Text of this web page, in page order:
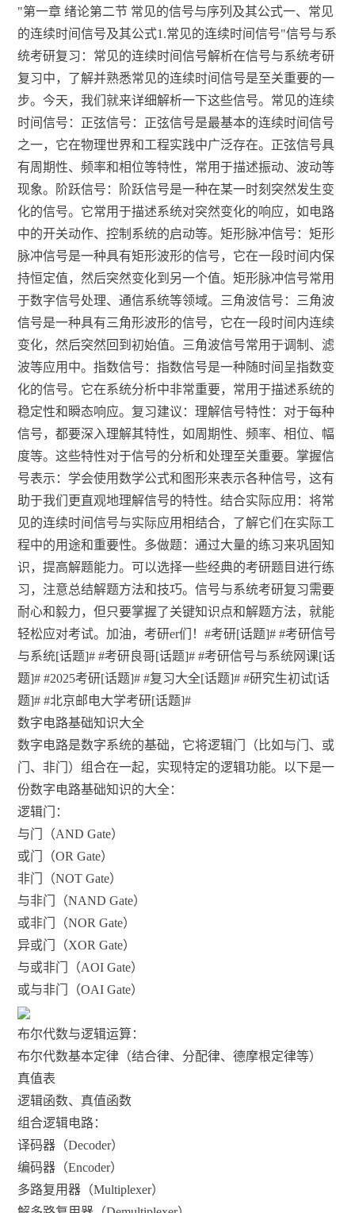
"第一章 绪论第二节 常见的信号与序列及其公式一、常见
的连续时间信号及其公式1.常见的连续时间信号"信号与系
统考研复习：常见的连续时间信号解析在信号与系统考研
复习中，了解并熟悉常见的连续时间信号是至关重要的一
步。今天，我们就来详细解析一下这些信号。常见的连续
时间信号：正弦信号：正弦信号是最基本的连续时间信号
之一，它在物理世界和工程实践中广泛存在。正弦信号具
有周期性、频率和相位等特性，常用于描述振动、波动等
现象。阶跃信号：阶跃信号是一种在某一时刻突然发生变
化的信号。它常用于描述系统对突然变化的响应，如电路
中的开关动作、控制系统的启动等。矩形脉冲信号：矩形
脉冲信号是一种具有矩形波形的信号，它在一段时间内保
持恒定值，然后突然变化到另一个值。矩形脉冲信号常用
于数字信号处理、通信系统等领域。三角波信号：三角波
信号是一种具有三角形波形的信号，它在一段时间内连续
变化，然后突然回到初始值。三角波信号常用于调制、滤
波等应用中。指数信号：指数信号是一种随时间呈指数变
化的信号。它在系统分析中非常重要，常用于描述系统的
稳定性和瞬态响应。复习建议：理解信号特性：对于每种
信号，都要深入理解其特性，如周期性、频率、相位、幅
度等。这些特性对于信号的分析和处理至关重要。掌握信
号表示：学会使用数学公式和图形来表示各种信号，这有
助于我们更直观地理解信号的特性。结合实际应用：将常
见的连续时间信号与实际应用相结合，了解它们在实际工
程中的用途和重要性。多做题：通过大量的练习来巩固知
识，提高解题能力。可以选择一些经典的考研题目进行练
习，注意总结解题方法和技巧。信号与系统考研复习需要
耐心和毅力，但只要掌握了关键知识点和解题方法，就能
轻松应对考试。加油，考研er们！#考研[话题]# #考研信号
与系统[话题]# #考研良哥[话题]# #考研信号与系统网课[话
题]# #2025考研[话题]# #复习大全[话题]# #研究生初试[话
题]# #北京邮电大学考研[话题]#
数字电路基础知识大全
数字电路是数字系统的基础，它将逻辑门（比如与门、或
门、非门）组合在一起，实现特定的逻辑功能。以下是一
份数字电路基础知识的大全：
逻辑门：
与门（AND Gate）
或门（OR Gate）
非门（NOT Gate）
与非门（NAND Gate）
或非门（NOR Gate）
异或门（XOR Gate）
与或非门（AOI Gate）
或与非门（OAI Gate）
布尔代数与逻辑运算：
布尔代数基本定律（结合律、分配律、德摩根定律等）
真值表
逻辑函数、真值函数
组合逻辑电路：
译码器（Decoder）
编码器（Encoder）
多路复用器（Multiplexer）